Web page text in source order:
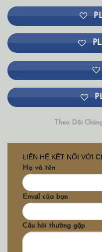
Theo Dõi
LIÊN HỆ KẾT NỐI VỚI
Họ và tên
Email của bạn
Câu hỏi thường gặp